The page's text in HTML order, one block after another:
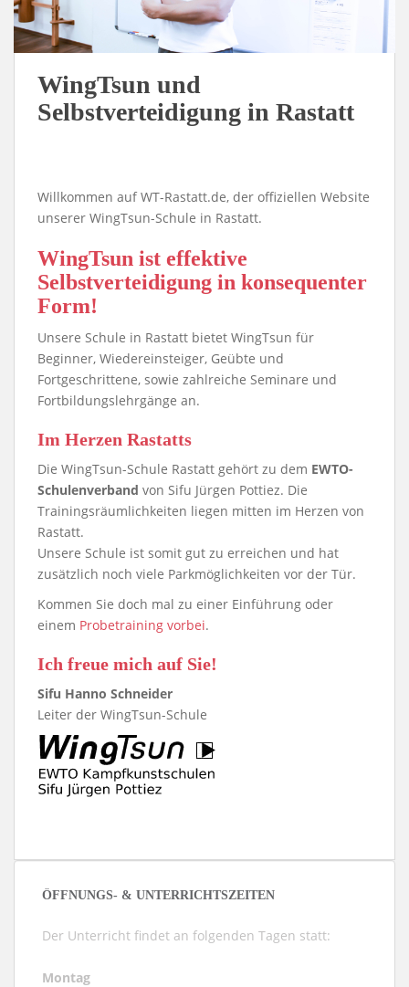
WingTsun und
Selbstverteidigung in Rastatt
Willkommen auf WT-Rastatt.de, der offiziellen Website
unserer WingTsun-Schule in Rastatt.
WingTsun ist effektive
Selbstverteidigung in konsequenter
Form!
Unsere Schule in Rastatt bietet WingTsun für
Beginner, Wiedereinsteiger, Geübte und
Fortgeschrittene, sowie zahlreiche Seminare und
Fortbildungslehrgänge an.
Im Herzen Rastatts
Die WingTsun-Schule Rastatt gehört zu dem EWTO-
Schulenverband von Sifu Jürgen Pottiez. Die
Trainingsräumlichkeiten liegen mitten im Herzen von
Rastatt.
Unsere Schule ist somit gut zu erreichen und hat
zusätzlich noch viele Parkmöglichkeiten vor der Tür.
Kommen Sie doch mal zu einer Einführung oder
einem Probetraining vorbei.
Ich freue mich auf Sie!
Sifu Hanno Schneider
Leiter der WingTsun-Schule
ÖFFNUNGS- & UNTERRICHTSZEITEN
Der Unterricht findet an folgenden Tagen statt:
Montag